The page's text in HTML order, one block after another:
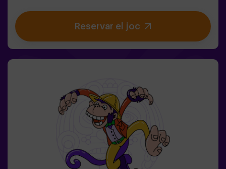
poder de la pedra filosofal. Però primer s'ha de crear i
ningú ho ha aconseguit encara en tota la historia de la
màgia! Us espera la misió complicada de salvar el
monitor (consulta'ns les condicions).⚠️ Passes estrets
⚠️ 🧩 Nivell de dificultat: fàcil.
Reservar el joc